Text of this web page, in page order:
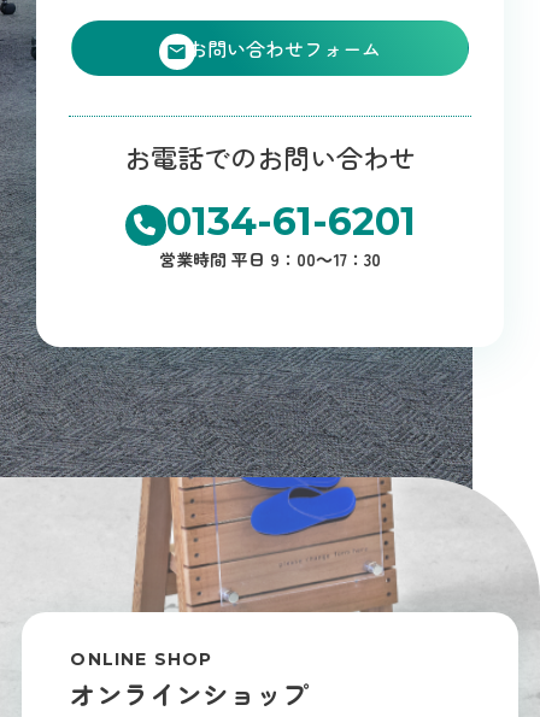
お問い合わせフォーム
お電話でのお問い合わせ
0134-61-6201
営業時間 平日 9：00～17：30
ONLINE SHOP
オンラインショップ